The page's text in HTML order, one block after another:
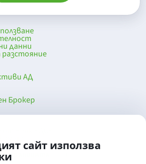
сайт използва
данни
разстояние
АД
Брокер
Банка ДСК
страницата